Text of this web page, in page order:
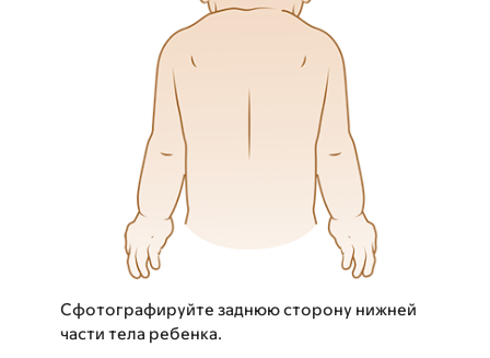
Сфотографируйте заднюю сторону нижней
части тела ребенка.